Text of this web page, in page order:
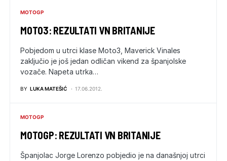
MOTOGP
MOTO3: REZULTATI VN BRITANIJE
Pobjedom u utrci klase Moto3, Maverick Vinales
zaključio je još jedan odličan vikend za španjolske
vozače. Napeta utrka…
BY LUKA MATEŠIĆ 17.06.2012.
MOTOGP
MOTOGP: REZULTATI VN BRITANIJE
Španjolac Jorge Lorenzo pobjedio je na današnjoj utrci